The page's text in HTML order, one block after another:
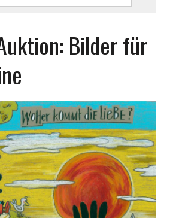
Bilder für